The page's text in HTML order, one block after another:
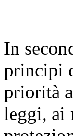
In
principi
priorità
leggi, ai